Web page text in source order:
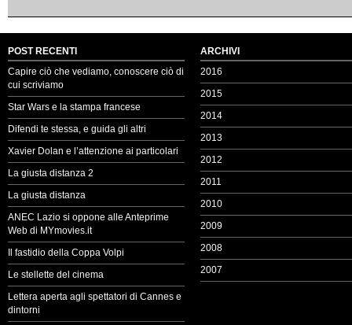
POST RECENTI
Capire ciò che vediamo, conoscere ciò di
cui scriviamo
Star Wars e la stampa francese
Difendi te stessa, e guida gli altri
Xavier Dolan e l’attenzione ai particolari
La giusta distanza 2
La giusta distanza
ANEC Lazio si oppone alle Anteprime
Web di MYmovies.it
Il fastidio della Coppa Volpi
Le stellette del cinema
Lettera aperta agli spettatori di Cannes e
dintorni
ARCHIVI
2016
2015
2014
2013
2012
2011
2010
2009
2008
2007